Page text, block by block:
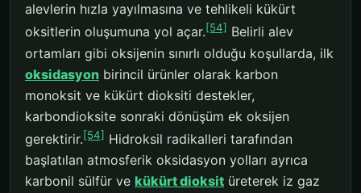
alevlerin hızla yayılmasına ve tehlikeli kükürt
oksitlerin oluşumuna yol açar.[54] Belirli alev
ortamları gibi oksijenin sınırlı olduğu koşullarda, ilk
oksidasyon birincil ürünler olarak karbon
monoksit ve kükürt dioksiti destekler,
karbondioksite sonraki dönüşüm ek oksijen
gerektirir.[54] Hidroksil radikalleri tarafından
başlatılan atmosferik oksidasyon yolları ayrıca
karbonil sülfür ve kükürt dioksit üreterek iz gaz